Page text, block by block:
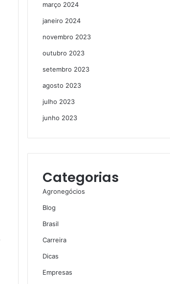
março 2024
janeiro 2024
novembro 2023
outubro 2023
setembro 2023
agosto 2023
julho 2023
junho 2023
Categorias
Agronegócios
Blog
Brasil
Carreira
Dicas
Empresas